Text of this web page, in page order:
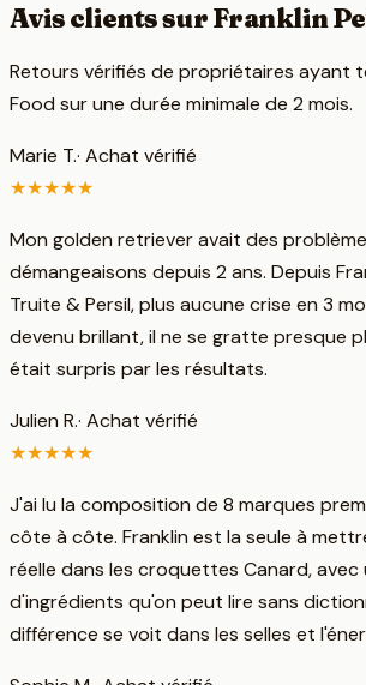
Avis clients surFranklin
Retours vérifiés de propriétaires ayant
Foodsur une durée minimale de 2 mois.
Marie T.· Achat vérifié
★★★★★
Mon golden retriever avait des
démangeaisons depuis 2 ans. Depuis
Truite & Persil, plus aucune crise en 3
devenu brillant, il ne se gratte presque
était surpris par les résultats.
Julien R.· Achat vérifié
★★★★★
J'ai lu la composition de 8 marques
côte à côte. Franklin est la seule à
réelle dans les croquettes Canard, avec
d'ingrédients qu'on peut lire sans
différence se voit dans les selles et